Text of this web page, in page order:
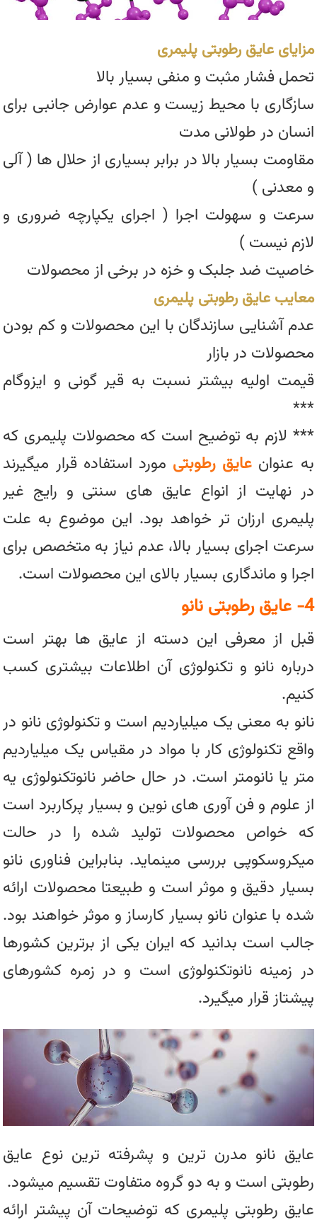
مزایای عایق رطوبتی پلیمری
تحمل فشار مثبت و منفی بسیار بالا
سازگاری با محیط زیست و عدم عوارض جانبی برای
انسان در طولانی مدت
مقاومت بسیار بالا در برابر بسیاری از حلال ها ( آلی
و معدنی )
سرعت و سهولت اجرا ( اجرای یکپارچه ضروری و
لازم نیست )
خاصیت ضد جلبک و خزه در برخی از محصولات
معایب عایق رطوبتی پلیمری
عدم آشنایی سازندگان با این محصولات و کم بودن
محصولات در بازار
قیمت اولیه بیشتر نسبت به قیر گونی و ایزوگام
***
*** لازم به توضیح است که محصولات پلیمری که
به عنوان عایق رطوبتی مورد استفاده قرار میگیرند
در نهایت از انواع عایق های سنتی و رایج غیر
پلیمری ارزان تر خواهد بود. این موضوع به علت
سرعت اجرای بسیار بالا، عدم نیاز به متخصص برای
اجرا و ماندگاری بسیار بالای این محصولات است.
4- عایق رطوبتی نانو
قبل از معرفی این دسته از عایق ها بهتر است
درباره نانو و تکنولوژی آن اطلاعات بیشتری کسب
کنیم.
نانو به معنی یک میلیاردیم است و تکنولوژی نانو در
واقع تکنولوژی کار با مواد در مقیاس یک میلیاردیم
متر یا نانومتر است. در حال حاضر نانوتکنولوژی یه
از علوم و فن آوری های نوین و بسیار پرکاربرد است
که خواص محصولات تولید شده را در حالت
میکروسکوپی بررسی مینماید. بنابراین فناوری نانو
بسیار دقیق و موثر است و طبیعتا محصولات ارائه
شده با عنوان نانو بسیار کارساز و موثر خواهند بود.
جالب است بدانید که ایران یکی از برترین کشورها
در زمینه نانوتکنولوژی است و در زمره کشورهای
پیشتاز قرار میگیرد.
عایق نانو مدرن ترین و پشرفته ترین نوع عایق
رطوبتی است و به دو گروه متفاوت تقسیم میشود.
عایق رطوبتی پلیمری که توضیحات آن پیشتر ارائه